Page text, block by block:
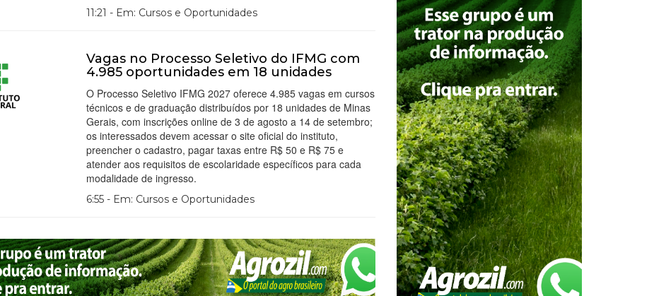
11:21 - Em: Cursos e Oportunidades
Vagas no Processo Seletivo do IFMG com
4.985 oportunidades em 18 unidades
O Processo Seletivo IFMG 2027 oferece 4.985 vagas em cursos
técnicos e de graduação distribuídos por 18 unidades de Minas
Gerais, com inscrições online de 3 de agosto a 14 de setembro;
os interessados devem acessar o site oficial do instituto,
preencher o cadastro, pagar taxas entre R$ 50 e R$ 75 e
atender aos requisitos de escolaridade específicos para cada
modalidade de ingresso.
6:55 - Em: Cursos e Oportunidades